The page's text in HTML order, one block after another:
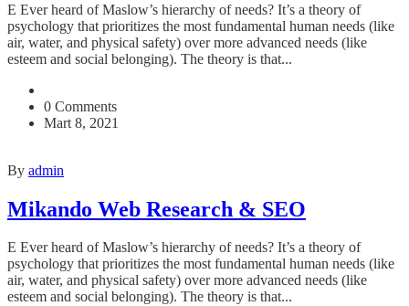
E Ever heard of Maslow’s hierarchy of needs? It’s a theory of
psychology that prioritizes the most fundamental human needs (like
air, water, and physical safety) over more advanced needs (like
esteem and social belonging). The theory is that...
0 Comments
Mart 8, 2021
By admin
Mikando Web Research & SEO
E Ever heard of Maslow’s hierarchy of needs? It’s a theory of
psychology that prioritizes the most fundamental human needs (like
air, water, and physical safety) over more advanced needs (like
esteem and social belonging). The theory is that...